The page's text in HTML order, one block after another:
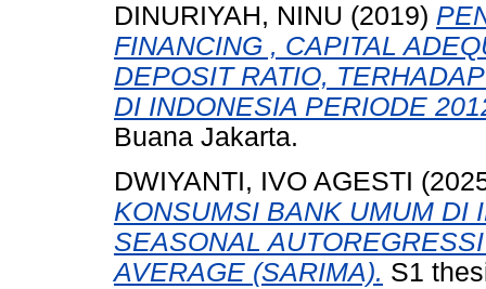
DINURIYAH, NINU (2019)
FINANCING , CAPITAL
DEPOSIT RATIO,
DI INDONESIA PERIODE
Buana Jakarta.
DWIYANTI, IVO AGESTI
KONSUMSI BANK UMUM DI
SEASONAL
AVERAGE (SARIMA). S1